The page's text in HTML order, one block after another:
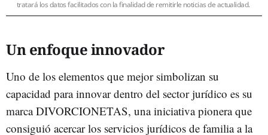
tratará los datos facilitados con la finalidad de remitirle noticias de actualidad.
Un enfoque innovador
Uno de los elementos que mejor simbolizan su
capacidad para innovar dentro del sector jurídico es su
marca DIVORCIONETAS, una iniciativa pionera que
consiguió acercar los servicios jurídicos de familia a la